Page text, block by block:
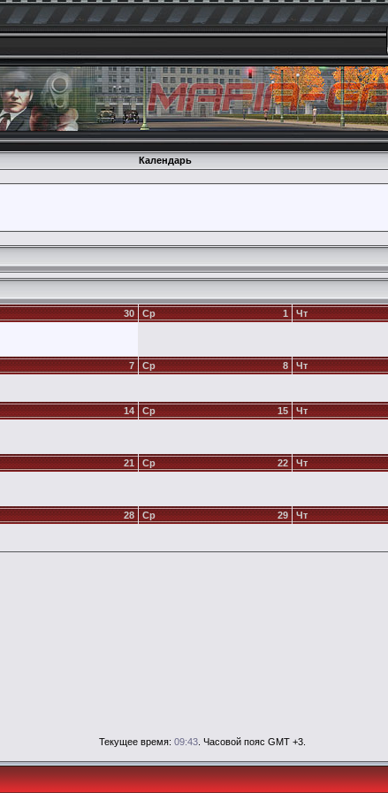
Календарь
30 1
Ср Чт
7 8
Ср Чт
14 15
Ср Чт
21 22
Ср Чт
28 29
Ср Чт
Текущее время: 09:43 . Часовой пояс GMT +3.